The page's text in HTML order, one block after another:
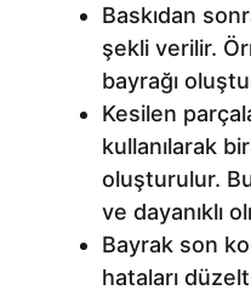
Baskıdan
şekli verilir.
bayrağı
Kesilen
kullanılarak
oluşturulur.
ve dayanıklı
Bayrak son
hataları